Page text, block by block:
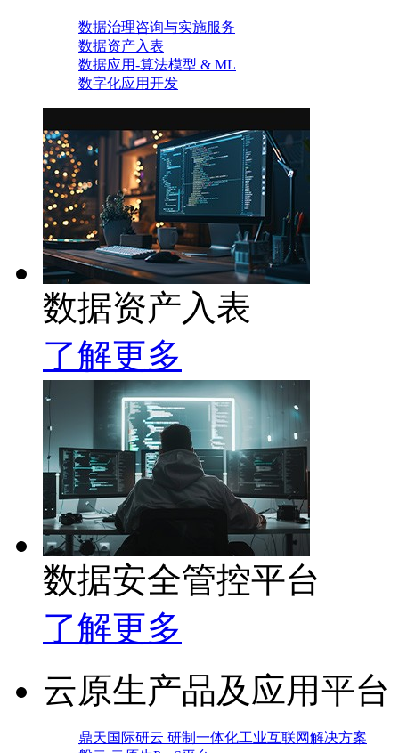
数据治理咨询与实施服务
数据资产入表
数据应用-算法模型 & ML
数字化应用开发
数据资产入表
了解更多
数据安全管控平台
了解更多
云原生产品及应用平台
鼎天国际研云 研制一体化工业互联网解决方案